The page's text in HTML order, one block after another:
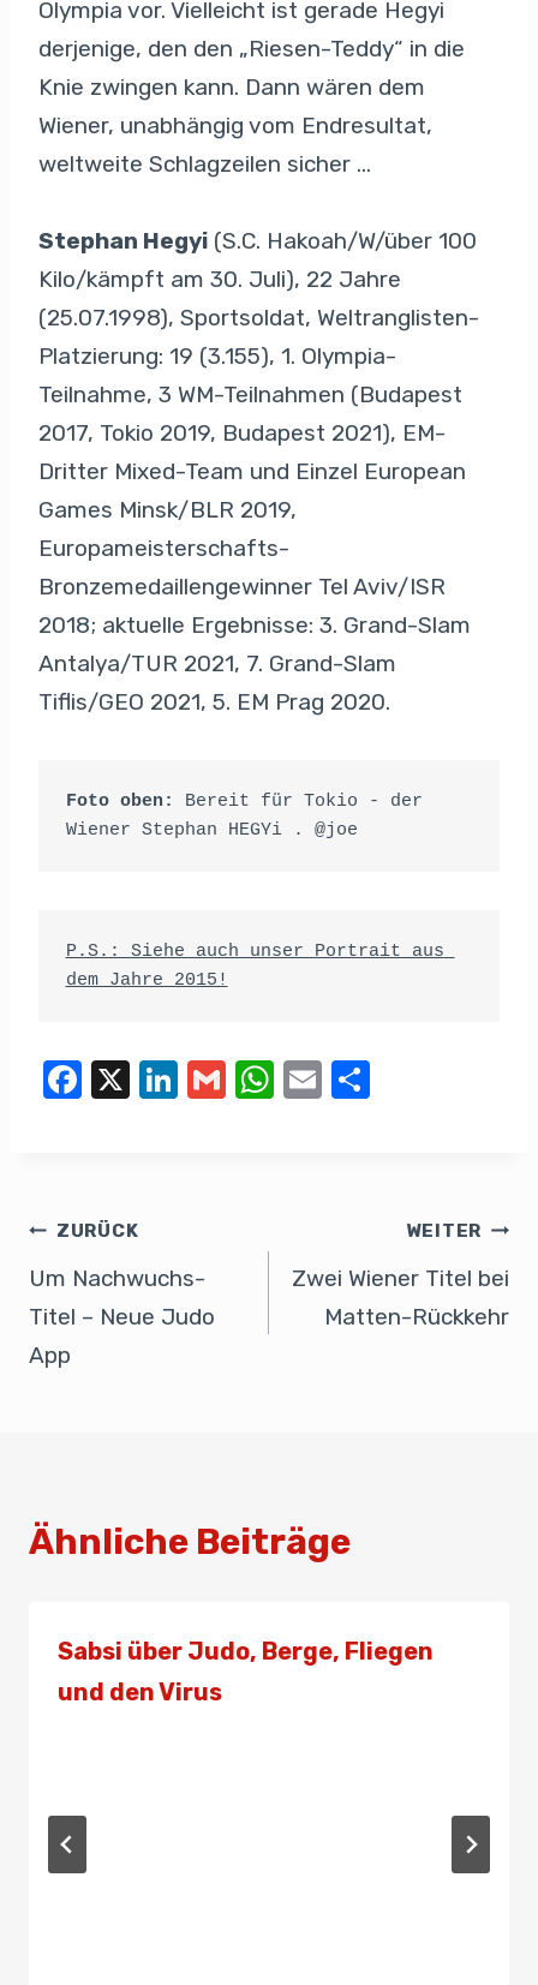
Olympia vor. Vielleicht ist gerade Hegyi
derjenige, den den „Riesen-Teddy“ in die
Knie zwingen kann. Dann wären dem
Wiener, unabhängig vom Endresultat,
weltweite Schlagzeilen sicher …
Stephan Hegyi (S.C. Hakoah/W/über 100
Kilo/kämpft am 30. Juli), 22 Jahre
(25.07.1998), Sportsoldat, Weltranglisten-
Platzierung: 19 (3.155), 1. Olympia-
Teilnahme, 3 WM-Teilnahmen (Budapest
2017, Tokio 2019, Budapest 2021), EM-
Dritter Mixed-Team und Einzel European
Games Minsk/BLR 2019,
Europameisterschafts-
Bronzemedaillengewinner Tel Aviv/ISR
2018; aktuelle Ergebnisse: 3. Grand-Slam
Antalya/TUR 2021, 7. Grand-Slam
Tiflis/GEO 2021, 5. EM Prag 2020.
Foto oben: Bereit für Tokio - der
Wiener Stephan HEGYi . @joe
P.S.: Siehe auch unser Portrait aus
dem Jahre 2015!
F
b
o
o
X
Li
n
G
W
p
E
ZURÜCK
Um Nachwuchs-
Titel – Neue Judo
App
WEITER
Zwei Wiener Titel bei
Matten-Rückkehr
Ähnliche Beiträge
Sabsi über Judo, Berge, Fliegen
und den Virus